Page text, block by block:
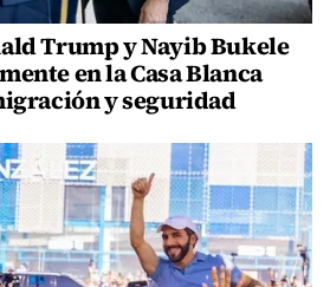
Trump y Nayib Bukele
en la Casa Blanca
y seguridad